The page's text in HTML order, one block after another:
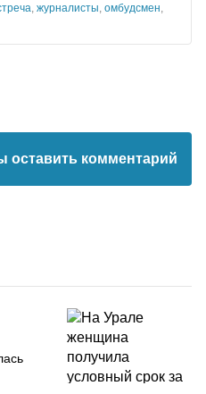
журналисты омбудсмен
оставить комментарий